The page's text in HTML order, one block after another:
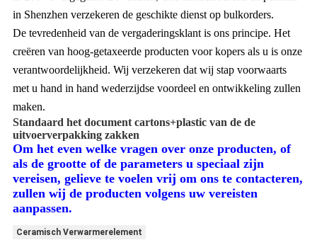
in Shenzhen verzekeren de geschikte dienst op bulkorders.
De tevredenheid van de vergaderingsklant is ons principe. Het
creëren van hoog-getaxeerde producten voor kopers als u is onze
verantwoordelijkheid. Wij verzekeren dat wij stap voorwaarts
met u hand in hand wederzijdse voordeel en ontwikkeling zullen
maken.
Standaard het document cartons+plastic van de de
uitvoerverpakking zakken
Om het even welke vragen over onze producten, of
als de grootte of de parameters u speciaal zijn
vereisen, gelieve te voelen vrij om ons te contacteren,
zullen wij de producten volgens uw vereisten
aanpassen.
Ceramisch Verwarmerelement